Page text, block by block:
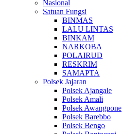
Nasional
Satuan Fungsi
BINMAS
LALU LINTAS
BINKAM
NARKOBA
POLAIRUD
RESKRIM
SAMAPTA
Polsek Jajaran
Polsek Ajangale
Polsek Amali
Polsek Awangpone
Polsek Barebbo
Polsek Bengo